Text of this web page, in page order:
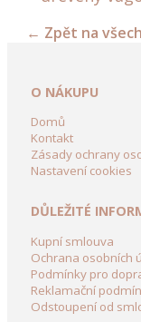
a
Dřevění
Panáci
z
břízy
dekorace
do
zahrady
Dekorační
domky
← Zpět na
O NÁKUPU
Domů
Kontakt
Zásady ochrany
Nastavení cookies
DŮLEŽITÉ
Kupní smlouva
Ochrana osobních
Podmínky pro
Reklamační
Odstoupení od